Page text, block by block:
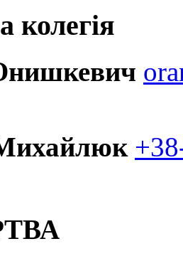
колегія